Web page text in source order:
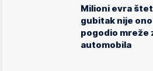
Milioni evra
gubitak nije
pogodio mreže
automobila